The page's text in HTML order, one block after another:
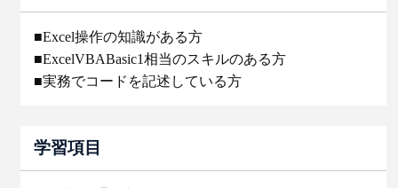
■Excel操作の知識がある方
■ExcelVBABasic1相当のスキルのある方
■実務でコードを記述している方
学習項目